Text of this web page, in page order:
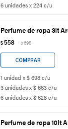
6 unidades x 224 c/u
Perfume de ropa 3lt
$558 $698
1 unidad x $ 698 c/u
3 unidades x $ 663 c/u
6 unidades x $ 628 c/u
Perfume de ropa 10lt